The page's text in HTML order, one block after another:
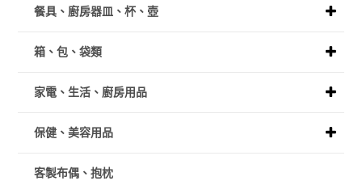
餐具、廚房器皿、杯、壺
箱、包、袋類
家電、生活、廚房用品
保健、美容用品
客製布偶、抱枕